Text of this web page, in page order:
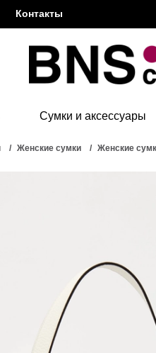
Контакты
Сумки и аксессуары
Женские сумки Женские